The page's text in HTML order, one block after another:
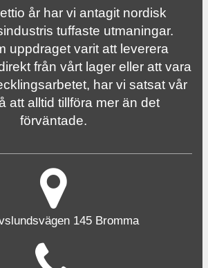
år har vi antagit nordisk
tuffaste utmaningar.
uppdraget varit att leverera
från vårt lager eller att vara
har vi satsat vår
att alltid tillföra mer än det
förväntade.
145 Bromma